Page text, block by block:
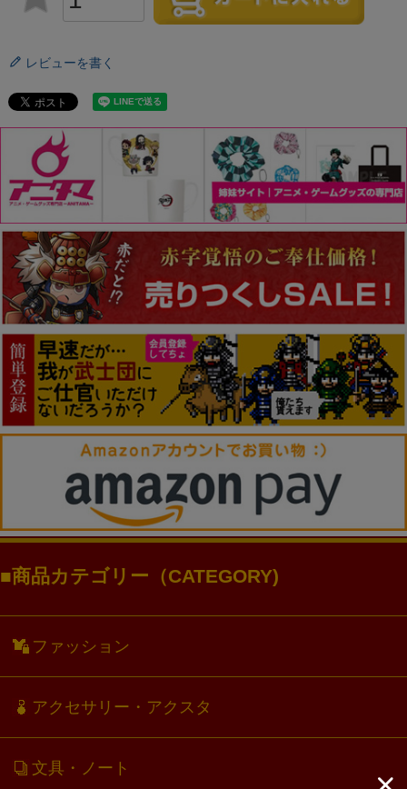
レビューを書く
商品カテゴリー（CATEGORY)
ファッション
アクセサリー・アクスタ
文具・ノート